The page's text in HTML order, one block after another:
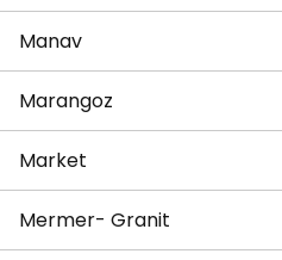
Manav
Marangoz
Market
Mermer- Granit